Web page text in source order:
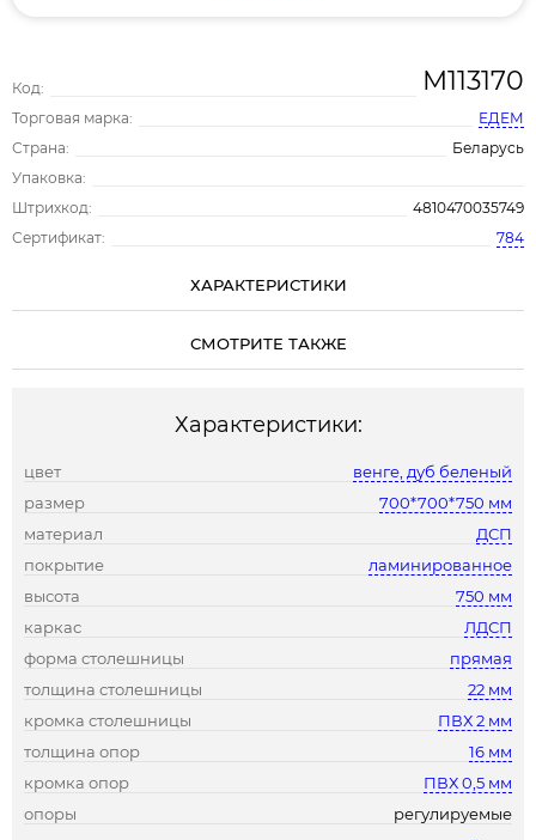
Код: М113170
Торговая марка:
ЕДЕМ
Страна:
Беларусь
Упаковка:
Штрихкод:
4810470035749
Сертификат:
784
ХАРАКТЕРИСТИКИ
СМОТРИТЕ ТАКЖЕ
Характеристики:
цвет
венге, дуб беленый
размер
700*700*750 мм
материал
ДСП
покрытие
ламинированное
высота
750 мм
каркас
ЛДСП
форма столешницы
прямая
толщина столешницы
22 мм
кромка столешницы
ПВХ 2 мм
толщина опор
16 мм
кромка опор
ПВХ 0,5 мм
опоры
регулируемые